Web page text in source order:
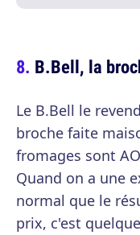
B.Bell, la
Le B.Bell le
broche faite
fromages sont
Quand on a une
normal que le
prix, c'est